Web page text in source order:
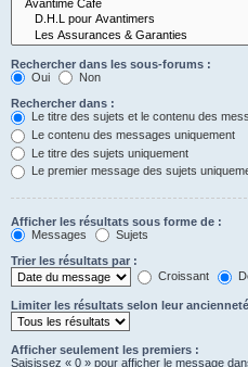
Rechercher dans les sous-forums :
Oui
Non
Rechercher dans :
Le titre des sujets et le contenu des
Le contenu des messages uniquement
Le titre des sujets uniquement
Le premier message des sujets
Afficher les résultats sous forme de :
Messages
Sujets
Trier les résultats par :
Croissant
Limiter les résultats selon leur
Afficher seulement les premiers :
Saisissez « 0 » pour afficher le message